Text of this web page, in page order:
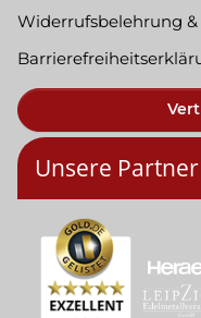
Widerrufsbelehrung
Unsere Partner